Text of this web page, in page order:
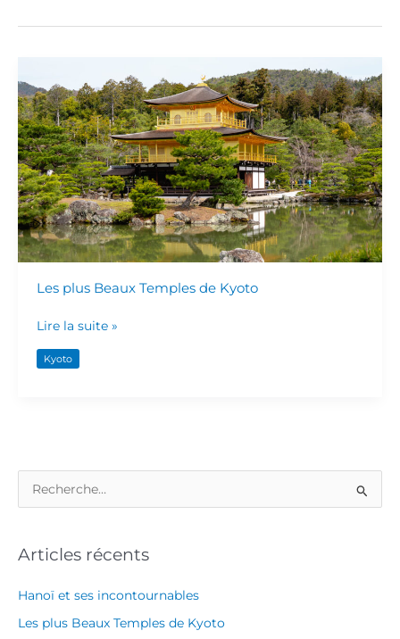
Les plus Beaux Temples de Kyoto
plus
Beaux
Temples
de
Kyoto
Lire la suite »
Kyoto
h
e
Articles récents
Hanoï et ses incontournables
Les plus Beaux Temples de Kyoto